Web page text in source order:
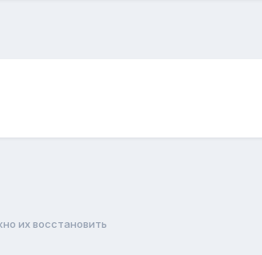
их восстановить